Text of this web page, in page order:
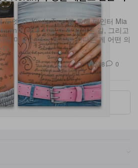
엣 쇼 ‘Kinda True’를 통해 페인터 Mia
이 미대 시절 이후 걸어온 길, 그리고
미술 신에서 성장해 간다는 게 어떤 의
다.
558
More ▾